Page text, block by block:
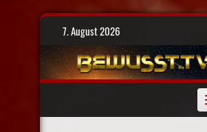
Skip
7. August 2026